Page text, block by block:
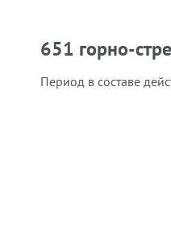
651 горно-
Период в составе